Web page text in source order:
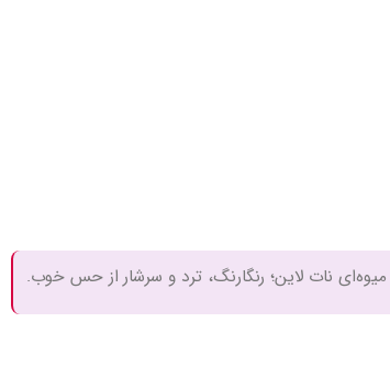
میوه‌ای نات لاین؛ رنگارنگ، ترد و سرشار از حس خوب.